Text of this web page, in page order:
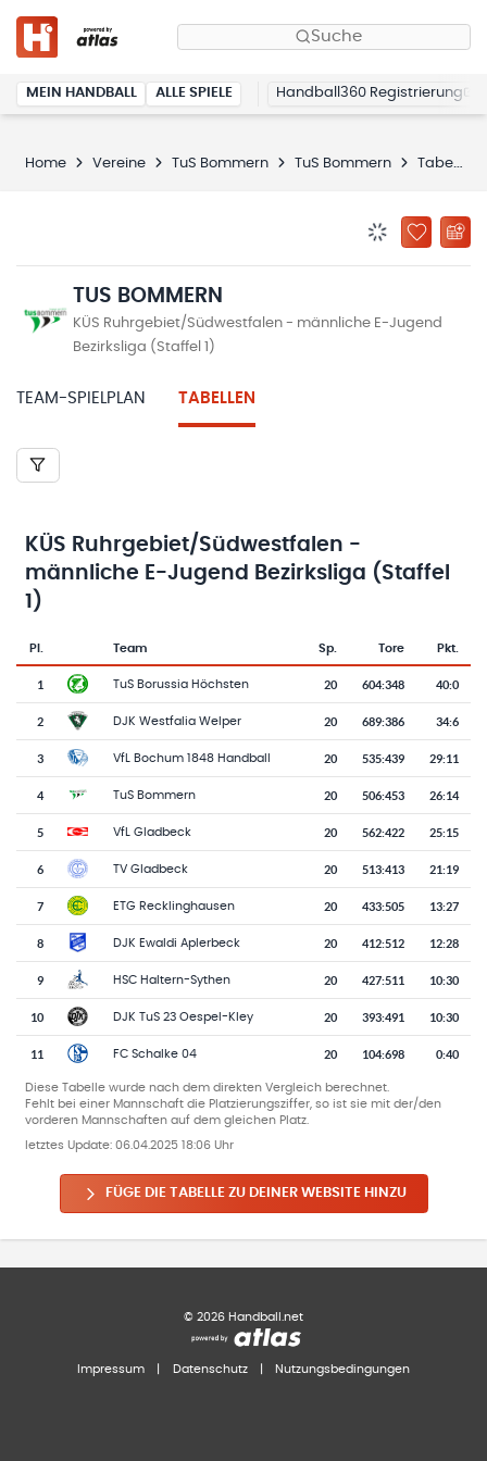
Suche
MEIN HANDBALL ALLE SPIELE Handball360 Registrierung
Home Vereine TuS Bommern TuS Bommern Tabellen
ZU
TUS BOMMERN
KÜS Ruhrgebiet/Südwestfalen - männliche E-Jugend
Bezirksliga (Staffel 1)
TEAM-SPIELPLAN TABELLEN
KÜS Ruhrgebiet/Südwestfalen -
männliche E-Jugend Bezirksliga (Staffel
1)
Tabelle mit Vereinsplatzierungen, Spielen, Toren und Punkten
Pl.
Team-Logo
Team Sp. Tore Pkt.
1 TuS Borussia Höchsten 20 604:348 40:0
2 DJK Westfalia Welper 20 689:386 34:6
3 VfL Bochum 1848 Handball 20 535:439 29:11
4 TuS Bommern 20 506:453 26:14
5 VfL Gladbeck 20 562:422 25:15
6 TV Gladbeck 20 513:413 21:19
7 ETG Recklinghausen 20 433:505 13:27
8 DJK Ewaldi Aplerbeck 20 412:512 12:28
9 HSC Haltern-Sythen 20 427:511 10:30
10 DJK TuS 23 Oespel-Kley 20 393:491 10:30
11 FC Schalke 04 20 104:698 0:40
Diese Tabelle wurde nach dem direkten Vergleich berechnet.
Fehlt bei einer Mannschaft die Platzierungsziffer, so ist sie mit der/den
vorderen Mannschaften auf dem gleichen Platz.
letztes Update: 06.04.2025 18:06 Uhr
FÜGE DIE TABELLE ZU DEINER WEBSITE HINZU
© 2026 Handball.net
Impressum Datenschutz Nutzungsbedingungen